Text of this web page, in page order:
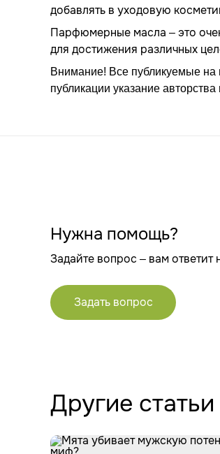
добавлять в уходовую
Парфюмерные масла – это
для достижения различных
Внимание! Все публикуемые
публикации указание
Нужна помощь?
Задайте вопрос – вам ответит
Задать вопрос
Другие статьи